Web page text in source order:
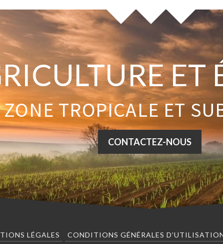
ET
TROPICALE ET
CONTACTEZ-NOUS
LÉGALES CONDITIONS GÉNÉRALES